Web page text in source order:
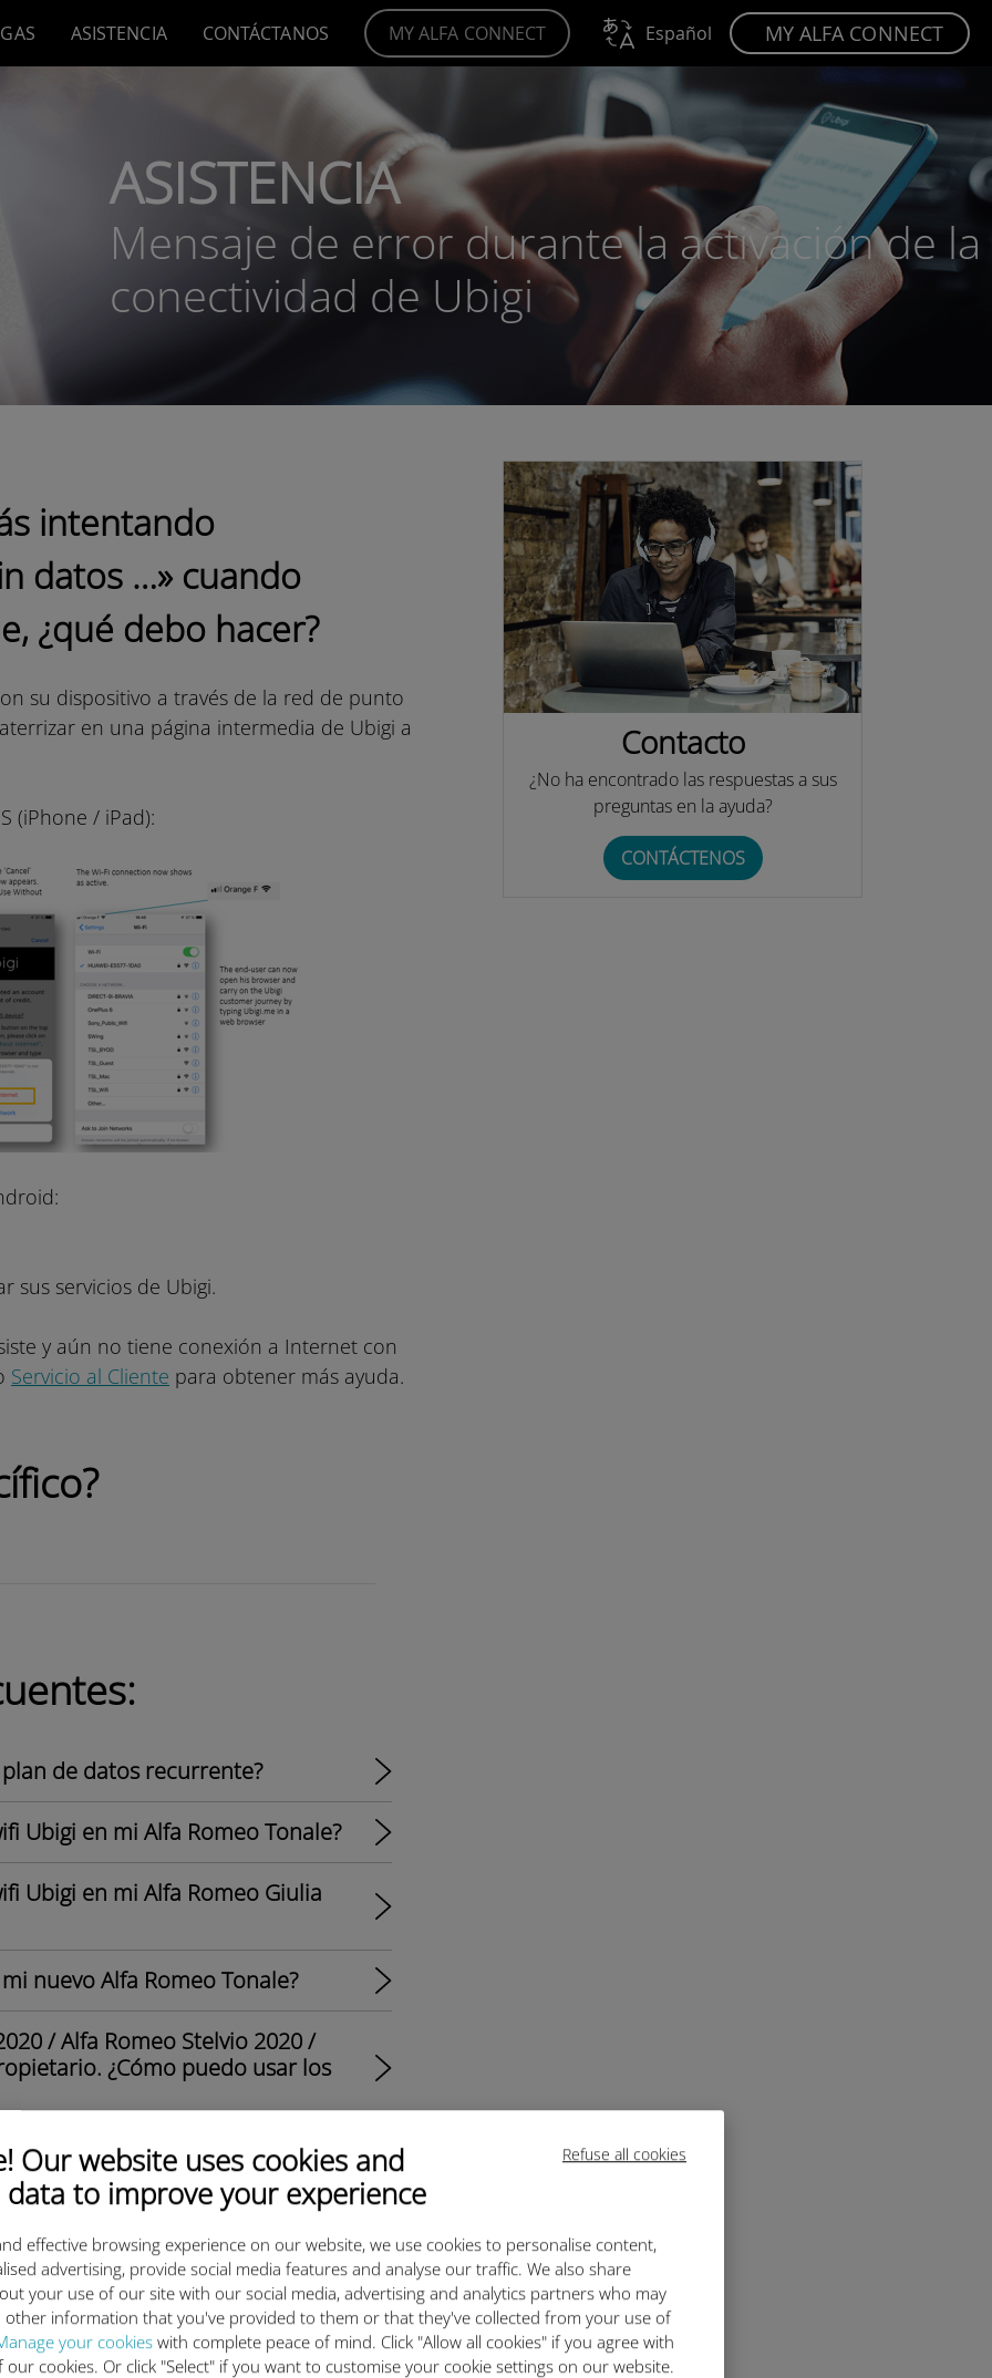
Refuse all cookies
Our website uses cookies and
data to improve your experience
effective browsing experience on our website, we use cookies to personalise content,
advertising, provide social media features and analyse our traffic. We also share
your use of our site with our social media, advertising and analytics partners who may
other information that you've provided to them or that they've collected from your use of
your cookies with complete peace of mind. Click "Allow all cookies" if you agree with
cookies. Or click "Select" if you want to customise your cookie settings on our website.
ASISTENCIA CONTÁCTANOS MY ALFA CONNECT Español MY ALFA CONNECT
ASISTENCIA
Mensaje de error durante la activación de la
conectividad de Ubigi
intentando
datos …» cuando
¿qué debo hacer?
su dispositivo a través de la red de punto
en una página intermedia de Ubigi a
(iPhone / iPad):
sus servicios de Ubigi.
y aún no tiene conexión a Internet con
Servicio al Cliente para obtener más ayuda.
de datos recurrente?
Ubigi en mi Alfa Romeo Tonale?
Ubigi en mi Alfa Romeo Giulia
nuevo Alfa Romeo Tonale?
/ Alfa Romeo Stelvio 2020 /
¿Cómo puedo usar los
en mi Alfa Romeo Giulia 2020 /
Tonale?
de Ubigi para mi Alfa Romeo
Romeo Giulia 2020 / Alfa
Contacto
¿No ha encontrado las respuestas a sus
preguntas en la ayuda?
CONTÁCTENOS